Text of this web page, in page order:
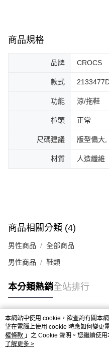
※ 交易是否成功請以「AFTEE先享
是否繳費成功／繳費後需取消欲退
【注意事項】
易，需依本服務之必要範圍內提供
權轉讓予恩沛科技股份有限公司。
２．關於個人資料處理事宜，請瀏覽
https://aftee.tw/terms/#terms3
「AFTEE先享後付」，若未經同意
４．使用「AFTEE先享後付」時，
請求用戶進行身份認證。
恩沛科技股份有限公司將有權停止
宅配
商品規格
品牌 CROCS
款式
功能 涼/拖鞋
楦頭 正常
尺碼建議 版型偏大
材質 人造纖維
商品相關分類 (4)
男性商品 全部商品
男性商品 鞋類
本分類熱銷全站排行
熱門標籤
本網站中使用 cookie，欲查詢有關本
望在電腦上使用 cookie 時應如何變更
權條款 」之 Cookie 聲明。您繼續使
用條款之 Cookie 聲明使用 cookie。
了解更多 >